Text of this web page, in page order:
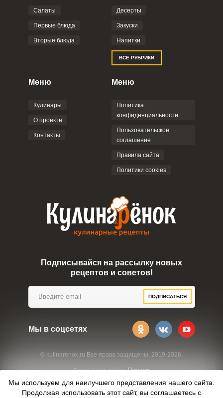
Фото до 4 шт, до 5 mb
Отправляя эту форму, вы соглашаетесь с
Политикой
Пользовательским
соглашением
© kulinarenok.ru Все права защищены. 2019-2026.
Разработка сайта:Digrium
Салаты
Первые блюда
Вторые блюда
Десерты
Закуски
Напитки
ВСЕ РУБРИКИ
Меню
Кулинары
О проекте
Контакты
Меню
Политика
конфиденциальности
Пользовательское
соглашение
Правила сайта
Политики cookies
Подписывайся на рассылку новых
рецептов и советов!
ПОДПИСАТЬСЯ
Мы в соцсетях
Мы используем для наилучшего представления нашего сайта.
Продолжая использовать этот сайт, вы соглашаетесь с